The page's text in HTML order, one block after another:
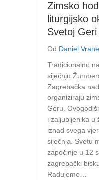
Zimsko
liturgijsko
Svetoj Geri
Od Daniel
Tradicionalno
siječnju
Zagrebačka
organiziraju
Geru.
i zaljubljenika u
iznad svega
siječnja. Svetu
započinje u 12
zagrebački
Radujemo…